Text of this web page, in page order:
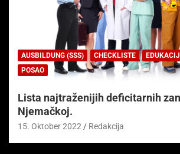
AUSBILDUNG (SSS) CHECKLISTE
POSAO
Lista najtraženijih deficitarnih
Njemačkoj.
15. Oktober 2022 Redakcija